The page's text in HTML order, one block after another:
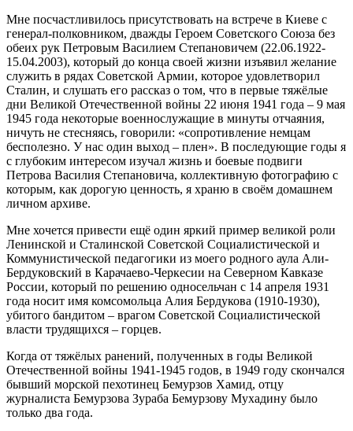
Мне посчастливилось присутствовать на встрече в Киеве с
генерал-полковником, дважды Героем Советского Союза без
обеих рук Петровым Василием Степановичем (22.06.1922-
15.04.2003), который до конца своей жизни изъявил желание
служить в рядах Советской Армии, которое удовлетворил
Сталин, и слушать его рассказ о том, что в первые тяжёлые
дни Великой Отечественной войны 22 июня 1941 года – 9 мая
1945 года некоторые военнослужащие в минуты отчаяния,
ничуть не стесняясь, говорили: «сопротивление немцам
бесполезно. У нас один выход – плен». В последующие годы я
с глубоким интересом изучал жизнь и боевые подвиги
Петрова Василия Степановича, коллективную фотографию с
которым, как дорогую ценность, я храню в своём домашнем
личном архиве.
Мне хочется привести ещё один яркий пример великой роли
Ленинской и Сталинской Советской Социалистической и
Коммунистической педагогики из моего родного аула Али-
Бердуковский в Карачаево-Черкесии на Северном Кавказе
России, который по решению односельчан с 14 апреля 1931
года носит имя комсомольца Алия Бердукова (1910-1930),
убитого бандитом – врагом Советской Социалистической
власти трудящихся – горцев.
Когда от тяжёлых ранений, полученных в годы Великой
Отечественной войны 1941-1945 годов, в 1949 году скончался
бывший морской пехотинец Бемурзов Хамид, отцу
журналиста Бемурзова Зураба Бемурзову Мухадину было
только два года.